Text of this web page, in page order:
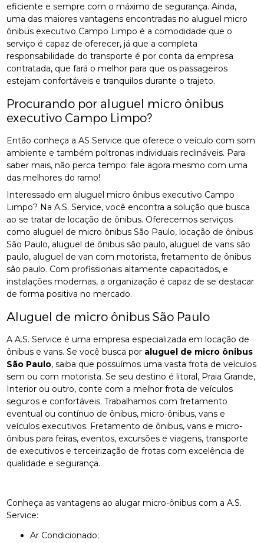
eficiente e sempre com o máximo de segurança. Ainda,
uma das maiores vantagens encontradas no aluguel micro
ônibus executivo Campo Limpo é a comodidade que o
serviço é capaz de oferecer, já que a completa
responsabilidade do transporte é por conta da empresa
contratada, que fará o melhor para que os passageiros
estejam confortáveis e tranquilos durante o trajeto.
Procurando por aluguel micro ônibus
executivo Campo Limpo?
Então conheça a AS Service que oferece o veículo com som
ambiente e também poltronas individuais reclináveis. Para
saber mais, não perca tempo: fale agora mesmo com uma
das melhores do ramo!
Interessado em aluguel micro ônibus executivo Campo
Limpo? Na A.S. Service, você encontra a solução que busca
ao se tratar de locação de ônibus. Oferecemos serviços
como aluguel de micro ônibus São Paulo, locação de ônibus
São Paulo, aluguel de ônibus são paulo, aluguel de vans são
paulo, aluguel de van com motorista, fretamento de ônibus
são paulo. Com profissionais altamente capacitados, e
instalações modernas, a organização é capaz de se destacar
de forma positiva no mercado.
Aluguel de micro ônibus São Paulo
A A.S. Service é uma empresa especializada em locação de
ônibus e vans. Se você busca por aluguel de micro ônibus
São Paulo, saiba que possuímos uma vasta frota de veículos
sem ou com motorista. Se seu destino é litoral, Praia Grande,
Interior ou outro, conte com a melhor frota de veículos
seguros e confortáveis. Trabalhamos com fretamento
eventual ou contínuo de ônibus, micro-ônibus, vans e
veículos executivos. Fretamento de ônibus, vans e micro-
ônibus para feiras, eventos, excursões e viagens, transporte
de executivos e terceirização de frotas com excelência de
qualidade e segurança.
Conheça as vantagens ao alugar micro-ônibus com a A.S.
Service:
Ar Condicionado;